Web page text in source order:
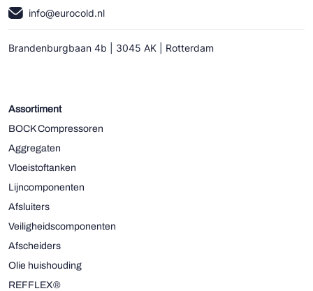
info@eurocold.nl
Brandenburgbaan 4b | 3045 AK | Rotterdam
Assortiment
BOCK Compressoren
Aggregaten
Vloeistoftanken
Lijncomponenten
Afsluiters
Veiligheidscomponenten
Afscheiders
Olie huishouding
REFFLEX®